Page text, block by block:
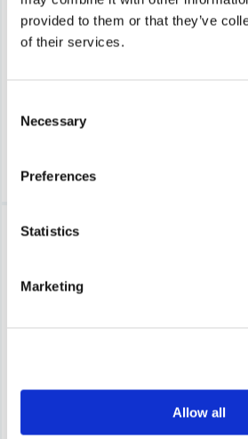
provided to them or that they’ve
of their services.
Selection
Necessary
Preferences
Statistics
Marketing
Allow all
COBOLT
Cobolt Mallfräs Hålkäl D=16 L=25mm
3-7 arbetsdagar
-7%